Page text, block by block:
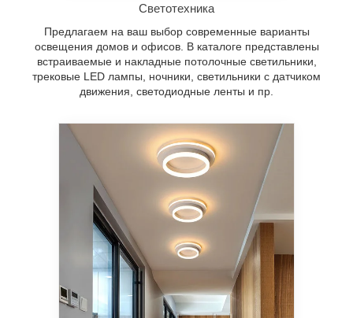
Светотехника
Предлагаем на ваш выбор современные варианты
освещения домов и офисов. В каталоге представлены
встраиваемые и накладные потолочные светильники,
трековые LED лампы, ночники, светильники с датчиком
движения, светодиодные ленты и пр.